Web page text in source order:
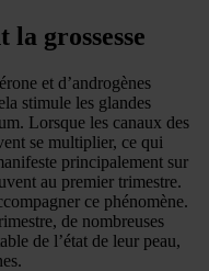
la grossesse
et d’androgènes
stimule les glandes
Lorsque les canaux des
se multiplier, ce qui
principalement sur
au premier trimestre.
ce phénomène.
de nombreuses
de l’état de leur peau,